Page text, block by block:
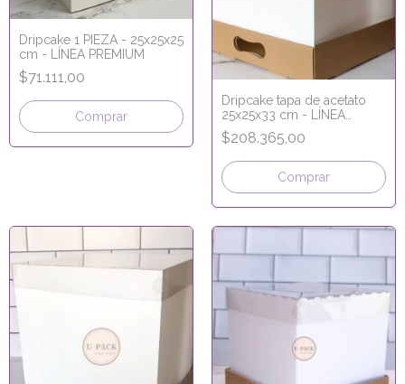
Dripcake 1 PIEZA - 25x25x25
cm - LÍNEA PREMIUM
$71.111,00
Comprar
Dripcake tapa de acetato
25x25x33 cm - LÍNEA
PREMIUM
$208.365,00
Comprar